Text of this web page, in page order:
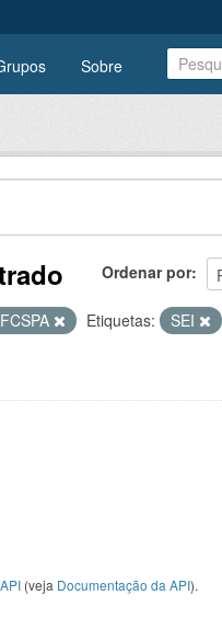
Sobre
Ordenar por
Etiquetas: SEI
API (veja Documentação da API).